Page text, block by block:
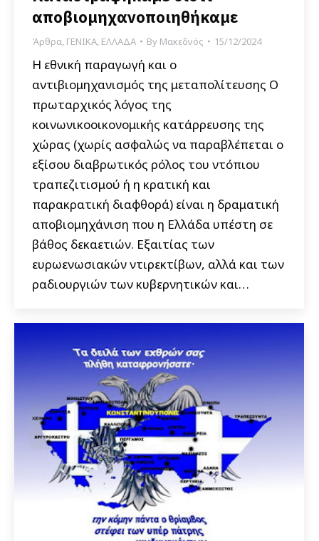
αποβιομηχανοποιηθήκαμε
Άρθρα, ΓΕΝΙΚΑ, ΕΛΛΑΔΑ By Μακεδνός 15/12/2024
Η εθνική παραγωγή και ο
αντιβιομηχανισμός της μεταπολίτευσης Ο
πρωταρχικός λόγος της
κοινωνικοοικονομικής κατάρρευσης της
χώρας (χωρίς ασφαλώς να παραβλέπεται ο
εξίσου διαβρωτικός ρόλος του ντόπιου
τραπεζιτισμού ή η κρατική και
παρακρατική διαφθορά) είναι η δραματική
αποβιομηχάνιση που η Ελλάδα υπέστη σε
βάθος δεκαετιών. Εξαιτίας των
ευρωενωσιακών ντιρεκτίβων, αλλά και των
ραδιουργιών των κυβερνητικών και…